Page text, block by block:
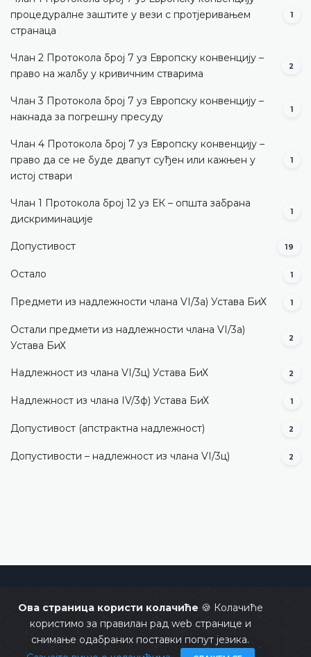
Ова страница користи колачиће 🍪 Колачиће
користимо за правилан рад web странице и
снимање одабраних поставки попут језика.
процедуралне заштите у вези с протјеривањем
странаца
1
Члан 2 Протокола број 7 уз Европску конвенцију –
право на жалбу у кривичним стварима
2
Члан 3 Протокола број 7 уз Европску конвенцију –
накнада за погрешну пресуду
1
Члан 4 Протокола број 7 уз Европску конвенцију –
право да се не буде двапут суђен или кажњен у
истој ствари
1
Члан 1 Протокола број 12 уз ЕК – општа забрана
дискриминације
1
Допустивост 19
Остало 1
Предмети из надлежности члана VI/3а) Устава БиХ 1
Остали предмети из надлежности члана VI/3а)
Устава БиХ
2
Надлежност из члана VI/3ц) Устава БиХ 2
Надлежност из члана IV/3ф) Устава БиХ 1
Допустивост (aпстрактна надлежност) 2
Допустивости – надлежност из члана VI/3ц) 2